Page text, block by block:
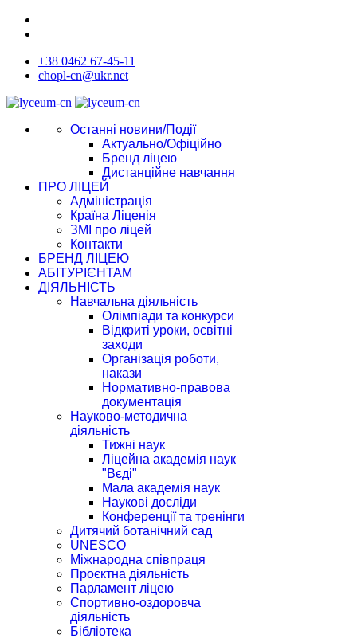
+38 0462 67-45-11
chopl-cn@ukr.net
Останні новини/Події
Актуально/Офіційно
Бренд ліцею
Дистанційне навчання
ПРО ЛІЦЕЙ
Адміністрація
Країна Ліценія
ЗМІ про ліцей
Контакти
БРЕНД ЛІЦЕЮ
АБІТУРІЄНТАМ
ДІЯЛЬНІСТЬ
Навчальна діяльність
Олімпіади та конкурси
Відкриті уроки, освітні
заходи
Організація роботи,
накази
Нормативно-правова
документація
Науково-методична
діяльність
Тижні наук
Ліцейна академія наук
"Вєді"
Мала академія наук
Наукові досліди
Конференції та тренінги
Дитячий ботанічний сад
UNESCO
Міжнародна співпраця
Проєктна діяльність
Парламент ліцею
Спортивно-оздоровча
діяльність
Бібліотека